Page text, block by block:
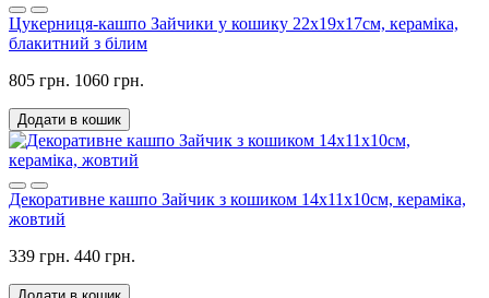
Цукерниця-кашпо Зайчики у кошику 22х19х17см, кераміка,
блакитний з білим
805 грн. 1060 грн.
Додати в кошик
Декоративне кашпо Зайчик з кошиком 14х11х10см, кераміка,
жовтий
339 грн. 440 грн.